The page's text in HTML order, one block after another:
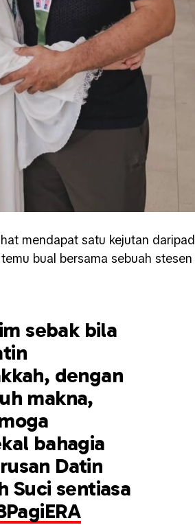
mendapat satu kejutan
bual bersama sebuah
sebak bila
dengan
makna,
bahagia
Datin
Suci sentiasa